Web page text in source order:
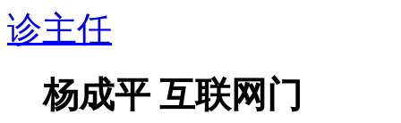
杨成平 互联网门